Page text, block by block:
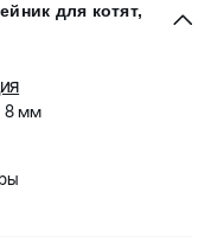
для котят,
8 мм